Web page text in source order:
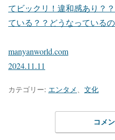
てビックリ！違和感あり？
ている？？どうなっている
manyanworld.com
2024.11.11
カテゴリー: エンタメ 文化
コメ